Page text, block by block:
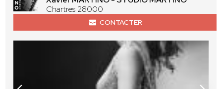
Chartres 28000
CONTACTER